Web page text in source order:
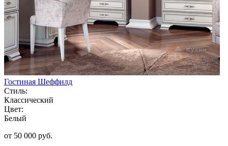
Гостиная Шеффилд
Стиль:
Классический
Цвет:
Белый
от 50 000 руб.